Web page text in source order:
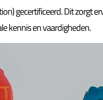
gecertificeerd. Dit zorgt
kennis en vaardigheden.